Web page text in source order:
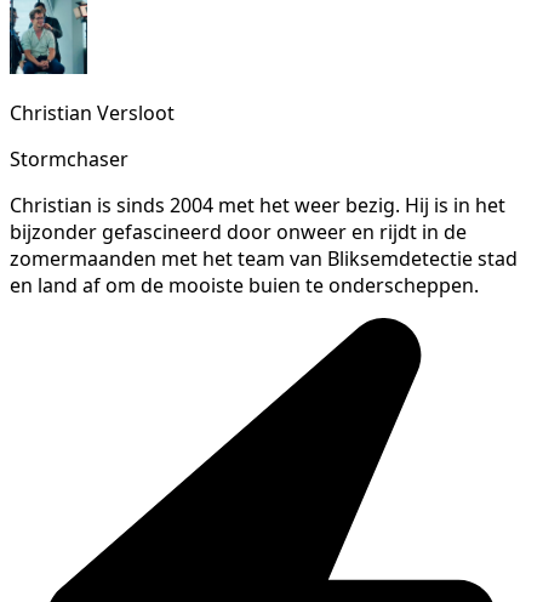
Christian Versloot
Stormchaser
Christian is sinds 2004 met het weer bezig. Hij is in het
bijzonder gefascineerd door onweer en rijdt in de
zomermaanden met het team van Bliksemdetectie stad
en land af om de mooiste buien te onderscheppen.